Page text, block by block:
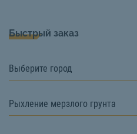
Быстрый заказ
Выберите город
Рыхление мерзлого грунта